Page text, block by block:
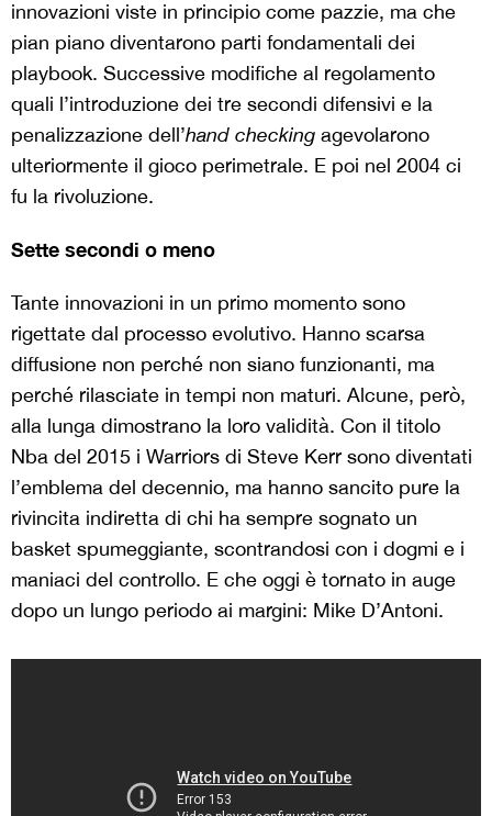
innovazioni viste in principio come pazzie, ma che
pian piano diventarono parti fondamentali dei
playbook. Successive modifiche al regolamento
quali l’introduzione dei tre secondi difensivi e la
penalizzazione dell’hand checking agevolarono
ulteriormente il gioco perimetrale. E poi nel 2004 ci
fu la rivoluzione.
Sette secondi o meno
Tante innovazioni in un primo momento sono
rigettate dal processo evolutivo. Hanno scarsa
diffusione non perché non siano funzionanti, ma
perché rilasciate in tempi non maturi. Alcune, però,
alla lunga dimostrano la loro validità. Con il titolo
Nba del 2015 i Warriors di Steve Kerr sono diventati
l’emblema del decennio, ma hanno sancito pure la
rivincita indiretta di chi ha sempre sognato un
basket spumeggiante, scontrandosi con i dogmi e i
maniaci del controllo. E che oggi è tornato in auge
dopo un lungo periodo ai margini: Mike D’Antoni.